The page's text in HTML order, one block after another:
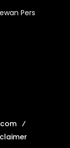
Pers